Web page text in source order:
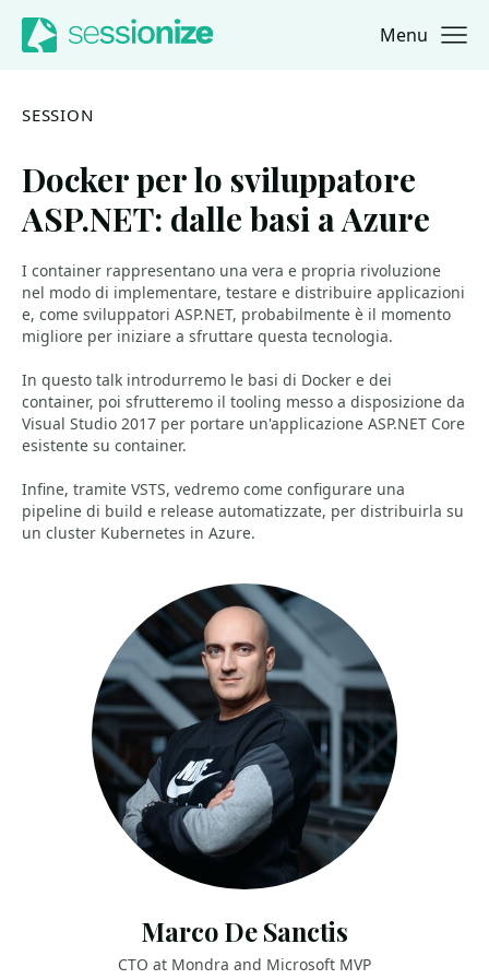
Jump to navigation
Jump to content Menu
SESSION
Docker per lo sviluppatore
ASP.NET: dalle basi a Azure
I container rappresentano una vera e propria rivoluzione
nel modo di implementare, testare e distribuire applicazioni
e, come sviluppatori ASP.NET, probabilmente è il momento
migliore per iniziare a sfruttare questa tecnologia.
In questo talk introdurremo le basi di Docker e dei
container, poi sfrutteremo il tooling messo a disposizione da
Visual Studio 2017 per portare un'applicazione ASP.NET Core
esistente su container.
Infine, tramite VSTS, vedremo come configurare una
pipeline di build e release automatizzate, per distribuirla su
un cluster Kubernetes in Azure.
Marco De Sanctis
CTO at Mondra and Microsoft MVP